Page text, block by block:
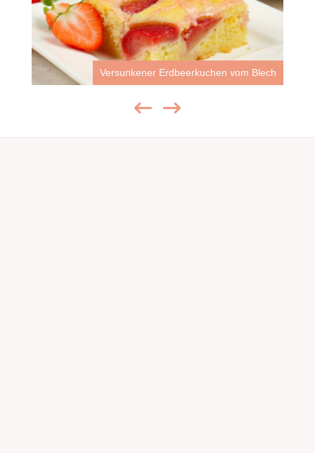
Versunkener Erdbeerkuchen vom Blech